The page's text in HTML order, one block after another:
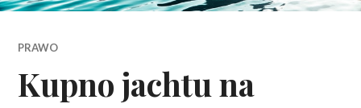
PRAWO
Kupno jachtu na